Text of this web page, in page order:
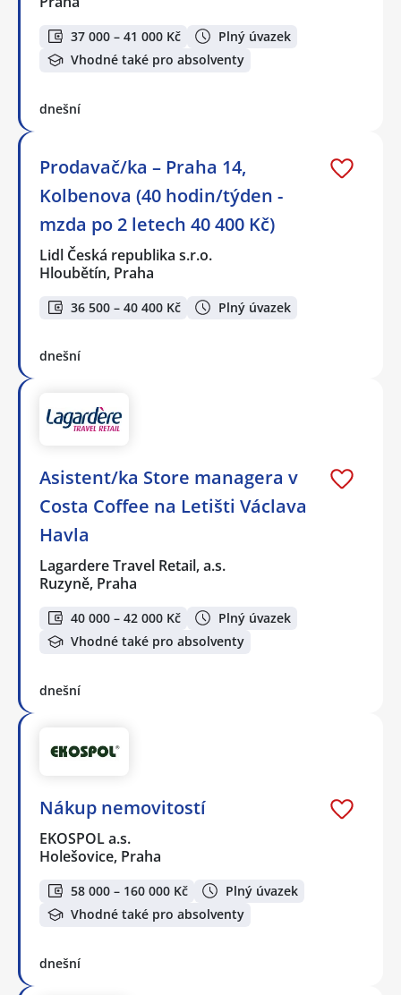
37 000 – 41 000 Kč
Plný úvazek
Vhodné také pro absolventy
dnešní
Prodavač/ka – Praha 14,
Kolbenova (40 hodin/týden -
mzda po 2 letech 40 400 Kč)
Lidl Česká republika s.r.o.
Hloubětín, Praha
36 500 – 40 400 Kč Plný úvazek
dnešní
Asistent/ka Store managera v
Costa Coffee na Letišti Václava
Havla
Lagardere Travel Retail, a.s.
Ruzyně, Praha
40 000 – 42 000 Kč
Plný úvazek
Vhodné také pro absolventy
dnešní
Nákup nemovitostí
EKOSPOL a.s.
Holešovice, Praha
58 000 – 160 000 Kč
Plný úvazek
Vhodné také pro absolventy
dnešní